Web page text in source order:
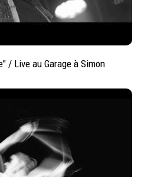
/ Live au Garage à Simon